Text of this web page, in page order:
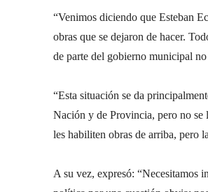
“Venimos diciendo que Esteban
obras que se dejaron de hacer.
de parte del gobierno municipal
“Esta situación se da
Nación y de Provincia, pero no se
les habiliten obras de arriba, pero
A su vez, expresó: “Necesitamos